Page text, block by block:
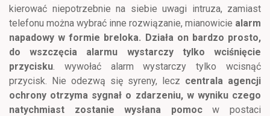
kierować niepotrzebnie na siebie uwagi intruza, zamiast
telefonu można wybrać inne rozwiązanie, mianowicie alarm
napadowy w formie breloka. Działa on bardzo prosto,
do wszczęcia alarmu wystarczy tylko wciśnięcie
przycisku . wywołać alarm wystarczy tylko wcisnąć
przycisk. Nie odezwą się syreny, lecz centrala agencji
ochrony otrzyma sygnał o zdarzeniu, w wyniku czego
natychmiast zostanie wysłana pomocw postaci